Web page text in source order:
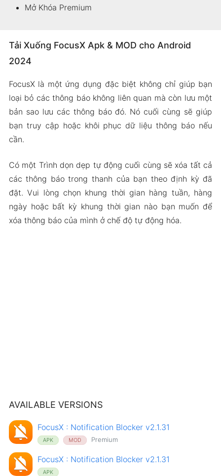
Mở Khóa Premium
Tải Xuống FocusX Apk & MOD cho Android
2024
FocusX là một ứng dụng đặc biệt không chỉ giúp bạn
loại bỏ các thông báo không liên quan mà còn lưu một
bản sao lưu các thông báo đó. Nó cuối cùng sẽ giúp
bạn truy cập hoặc khôi phục dữ liệu thông báo nếu
cần.
Có một Trình dọn dẹp tự động cuối cùng sẽ xóa tất cả
các thông báo trong thanh của bạn theo định kỳ đã
đặt. Vui lòng chọn khung thời gian hàng tuần, hàng
ngày hoặc bất kỳ khung thời gian nào bạn muốn để
xóa thông báo của mình ở chế độ tự động hóa.
AVAILABLE VERSIONS
FocusX : Notification Blocker v2.1.31
APK MOD Premium
FocusX : Notification Blocker v2.1.31
APK